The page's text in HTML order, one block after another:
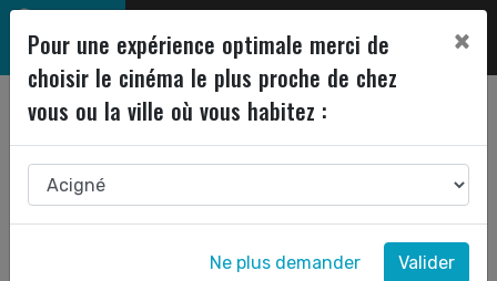
Pour une expérience optimale merci de
choisir le cinéma le plus proche de chez
vous ou la ville où vous habitez :
×
Ne plus demander Valider